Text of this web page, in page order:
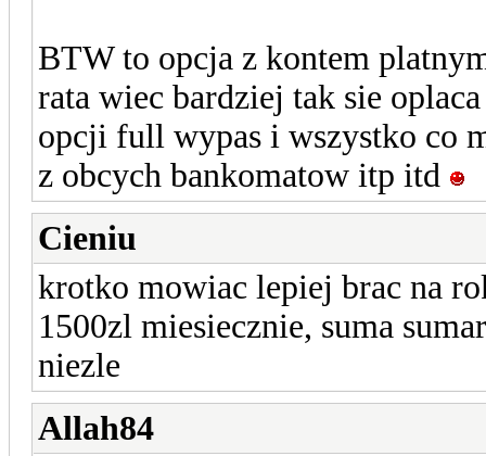
BTW to opcja z kontem
rata wiec bardziej tak sie
opcji full wypas i wszystko co
z obcych bankomatow itp itd
Cieniu
krotko mowiac lepiej brac na
1500zl miesiecznie, suma
niezle
Allah84